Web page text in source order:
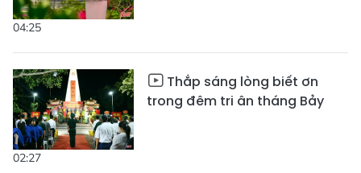
04:25
02:27
Thắp sáng lòng biết ơn
trong đêm tri ân tháng Bảy